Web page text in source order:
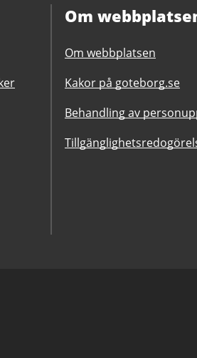
Om
Om webbplatsen
Kakor på goteborg.se
Behandling av